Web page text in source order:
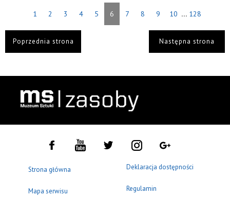
1 2 3 4 5 6 7 8 9 10 ... 128
Poprzednia strona Następna strona
Strona główna
Mapa serwisu
Deklaracja dostępności
Regulamin